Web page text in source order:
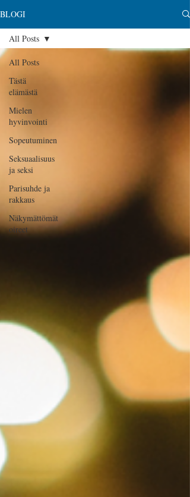
BLOGI
All Posts
Tästä
elämästä
Mielen
hyvinvointi
Sopeutuminen
Seksuaalisuus
ja seksi
Parisuhde ja
rakkaus
Näkymättömät
oireet
All Posts